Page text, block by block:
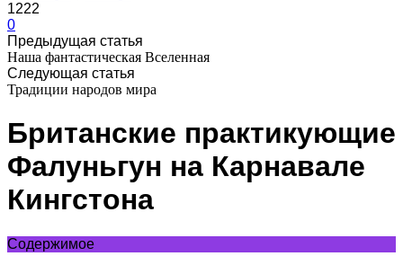
1222
0
Предыдущая статья
Наша фантастическая Вселенная
Следующая статья
Традиции народов мира
Британские практикующие
Фалуньгун на Карнавале
Кингстона
Содержимое